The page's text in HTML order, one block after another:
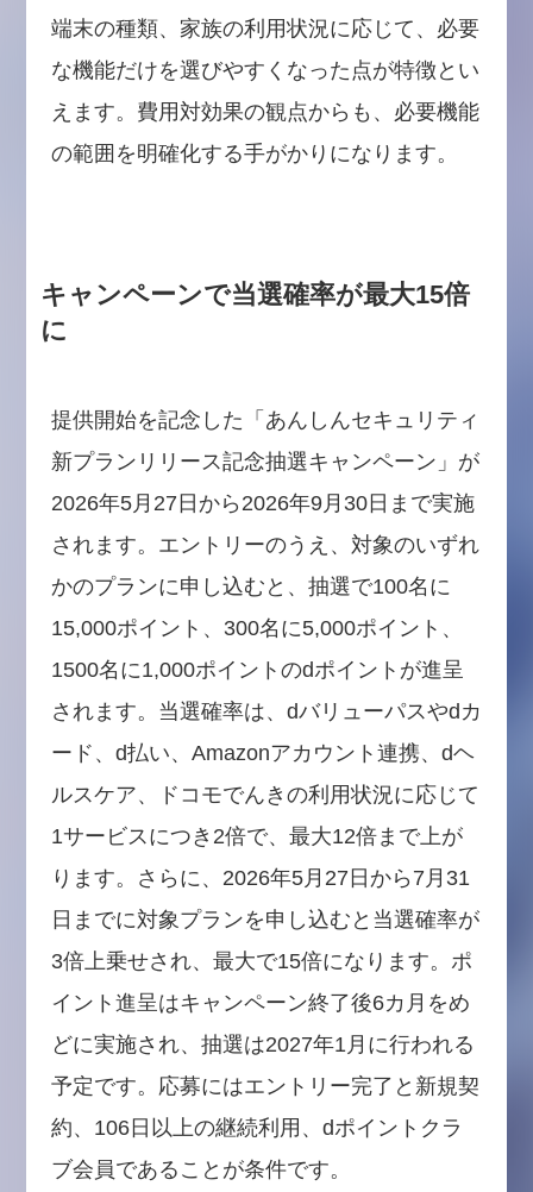
端末の種類、家族の利用状況に応じて、必要
な機能だけを選びやすくなった点が特徴とい
えます。費用対効果の観点からも、必要機能
の範囲を明確化する手がかりになります。
キャンペーンで当選確率が最大15倍
に
提供開始を記念した「あんしんセキュリティ
新プランリリース記念抽選キャンペーン」が
2026年5月27日から2026年9月30日まで実施
されます。エントリーのうえ、対象のいずれ
かのプランに申し込むと、抽選で100名に
15,000ポイント、300名に5,000ポイント、
1500名に1,000ポイントのdポイントが進呈
されます。当選確率は、dバリューパスやdカ
ード、d払い、Amazonアカウント連携、dヘ
ルスケア、ドコモでんきの利用状況に応じて
1サービスにつき2倍で、最大12倍まで上が
ります。さらに、2026年5月27日から7月31
日までに対象プランを申し込むと当選確率が
3倍上乗せされ、最大で15倍になります。ポ
イント進呈はキャンペーン終了後6カ月をめ
どに実施され、抽選は2027年1月に行われる
予定です。応募にはエントリー完了と新規契
約、106日以上の継続利用、dポイントクラ
ブ会員であることが条件です。